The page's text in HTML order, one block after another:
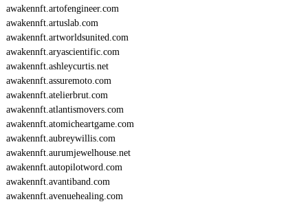
awakennft.artofengineer.com
awakennft.artuslab.com
awakennft.artworldsunited.com
awakennft.aryascientific.com
awakennft.ashleycurtis.net
awakennft.assuremoto.com
awakennft.atelierbrut.com
awakennft.atlantismovers.com
awakennft.atomicheartgame.com
awakennft.aubreywillis.com
awakennft.aurumjewelhouse.net
awakennft.autopilotword.com
awakennft.avantiband.com
awakennft.avenuehealing.com